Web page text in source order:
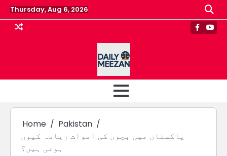
Skip
to
content
Thursday, Aug 6, 2026
Home
Pakistan
پاکستان میں بچوں کی اموات زیادہ کیوں
ہوتی ہیں؟